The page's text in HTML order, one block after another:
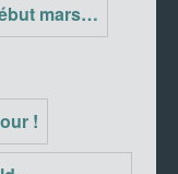
mars…
!